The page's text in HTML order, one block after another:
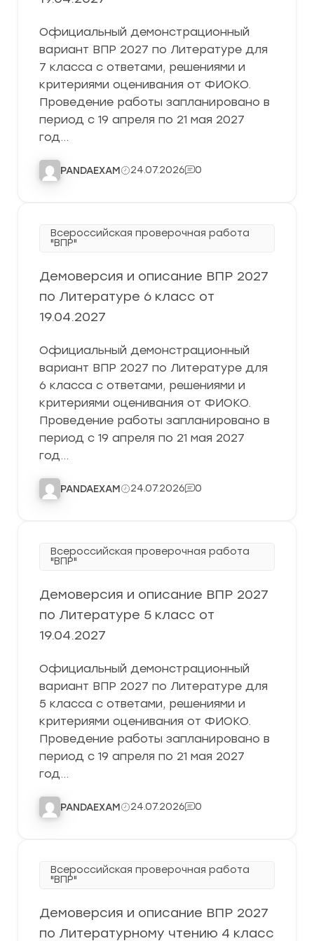
Официальный демонстрационный
вариант ВПР 2027 по Литературе для
7 класса с ответами, решениями и
критериями оценивания от ФИОКО.
Проведение работы запланировано в
период с 19 апреля по 21 мая 2027
год…
PANDAEXAM 24.07.2026 0
Всероссийская проверочная работа
"ВПР"
Демоверсия и описание ВПР 2027
по Литературе 6 класс от
19.04.2027
Официальный демонстрационный
вариант ВПР 2027 по Литературе для
6 класса с ответами, решениями и
критериями оценивания от ФИОКО.
Проведение работы запланировано в
период с 19 апреля по 21 мая 2027
год…
PANDAEXAM 24.07.2026 0
Всероссийская проверочная работа
"ВПР"
Демоверсия и описание ВПР 2027
по Литературе 5 класс от
19.04.2027
Официальный демонстрационный
вариант ВПР 2027 по Литературе для
5 класса с ответами, решениями и
критериями оценивания от ФИОКО.
Проведение работы запланировано в
период с 19 апреля по 21 мая 2027
год…
PANDAEXAM 24.07.2026 0
Всероссийская проверочная работа
"ВПР"
Демоверсия и описание ВПР 2027
по Литературному чтению 4 класс